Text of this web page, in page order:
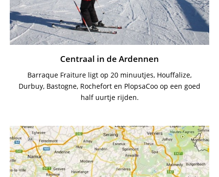
Centraal in de Ardennen
Barraque Fraiture ligt op 20 minuutjes, Houffalize,
Durbuy, Bastogne, Rochefort en PlopsaCoo op een goed
half uurtje rijden.